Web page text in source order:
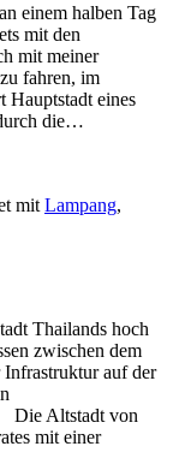
einem halben Tag
mit den
mit meiner
fahren, im
Hauptstadt eines
die…
dem
mit Lampang,
Thailands hoch
zwischen dem
auf der
Die Altstadt von
mit einer